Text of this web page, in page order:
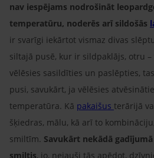
nav iespējams nodrošināt
temperatūru, noderēs arī sildošās
ir svarīgi iekārtot vismaz divas
siltajā pusē, kur ir sildpaklājs, otru –
vēlēsies sasildīties un paslēpties,
pusi, savukārt, ja vēlēsies
temperatūra. Kā pakaišus terārijā
šķiedras, mālu, kā arī to
smiltīm. Savukārt nekādā
smiltis, jo, nejauši tās apēdot,